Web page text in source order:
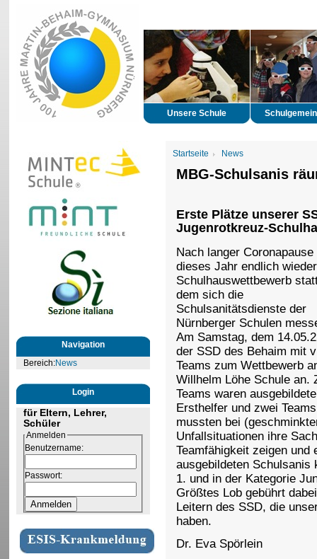
Unsere Schule
Navigation
Bereich:News
Login
für Eltern, Lehrer,
Schüler
Anmelden
Benutzername:
Passwort:
Startseite News
MBG-Schulsanis
Erste Plätze unserer
Jugenrotkreuz-
Nach langer Coronapause
dieses Jahr endlich
Schulhauswettbewerb
dem sich die
Schulsanitätsdienste der
Nürnberger Schulen
Am Samstag, dem
der SSD des Behaim mit
Teams zum Wettbewerb
Willhelm Löhe Schule an.
Teams waren ausgebildete
Ersthelfer und zwei
mussten bei
Unfallsituationen ihre
Teamfähigkeit zeigen und
ausgebildeten Schulsanis
1. und in der Kategorie
Größtes Lob gebührt
Leitern des SSD, die
haben.
Dr. Eva Spörlein